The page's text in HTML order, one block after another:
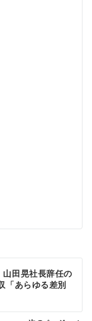
山田晃社長辞任の
あらゆる差別